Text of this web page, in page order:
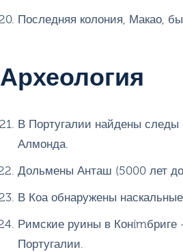
Последняя колония, Макао,
Археология
В Португалии найдены следы
Алмонда.
Дольмены Анташ (5000 лет
В Коа обнаружены
Римские руины в
Португалии.